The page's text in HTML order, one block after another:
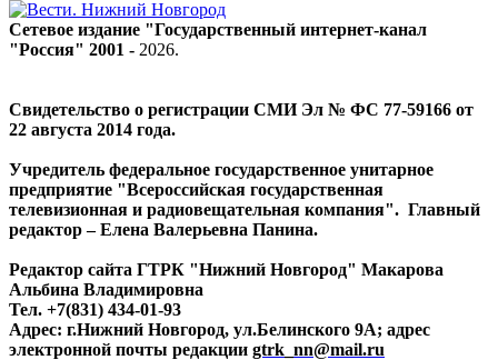
Сетевое издание "Государственный интернет-канал
"Россия" 2001 - 2026.
Свидетельство о регистрации СМИ Эл № ФС 77-59166 от
22 августа 2014 года.
Учредитель федеральное государственное унитарное
предприятие "Всероссийская государственная
телевизионная и радиовещательная компания". Главный
редактор – Елена Валерьевна Панина.
Редактор сайта ГТРК "Нижний Новгород" Макарова
Альбина Владимировна
Тел. +7(831) 434-01-93
Адрес: г.Нижний Новгород, ул.Белинского 9А; адрес
электронной почты редакции gtrk_nn@mail.ru